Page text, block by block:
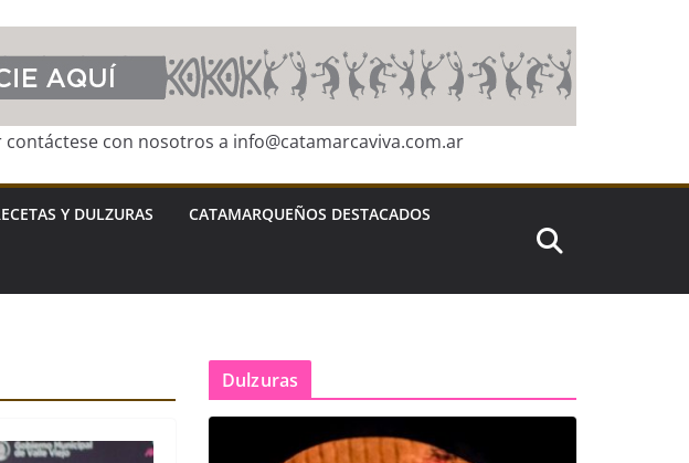
contáctese con nosotros a info@catamarcaviva.com.ar
Y DULZURAS CATAMARQUEÑOS DESTACADOS
Dulzuras